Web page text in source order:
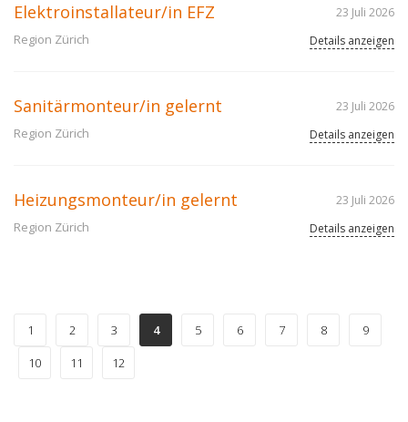
Elektroinstallateur/in EFZ
Region Zürich
23 Juli 2026
Details anzeigen
Sanitärmonteur/in gelernt
Region Zürich
23 Juli 2026
Details anzeigen
Heizungsmonteur/in gelernt
Region Zürich
23 Juli 2026
Details anzeigen
1 2 3 4 5 6 7 8
9
10
11 12